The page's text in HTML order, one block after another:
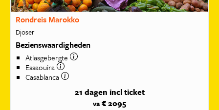
Rondreis Marokko
Djoser
Bezienswaardigheden
Atlasgebergte
Essaouira
Casablanca
21 dagen incl ticket
va € 2095